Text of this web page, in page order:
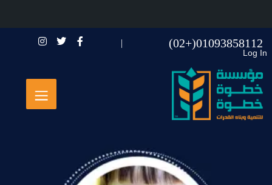
01093858112(+02)
Log In